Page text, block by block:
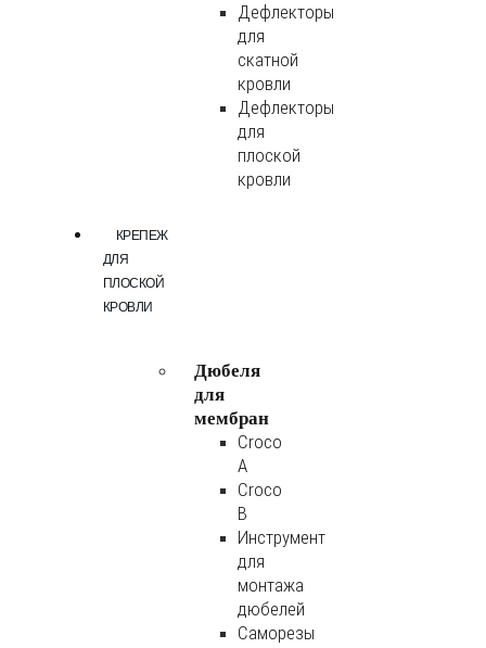
Дефлекторы
для
скатной
кровли
Дефлекторы
для
плоской
кровли
КРЕПЕЖ
ДЛЯ
ПЛОСКОЙ
КРОВЛИ
Дюбеля
для
мембран
Croco
A
Croco
B
Инструмент
для
монтажа
дюбелей
Саморезы